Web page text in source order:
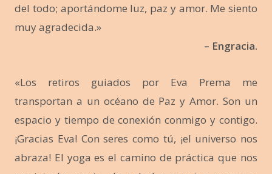
del todo; aportándome luz, paz y amor. Me siento
muy agradecida.»
– Engracia.
«Los retiros guiados por Eva Prema me
transportan a un océano de Paz y Amor. Son un
espacio y tiempo de conexión conmigo y contigo.
¡Gracias Eva! Con seres como tú, ¡el universo nos
abraza! El yoga es el camino de práctica que nos